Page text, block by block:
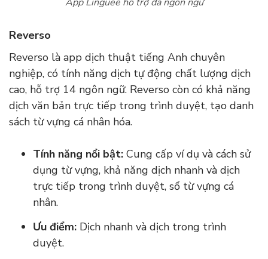
Reverso
Reverso là app dịch thuật tiếng Anh chuyên
nghiệp, có tính năng dịch tự động chất lượng dịch
cao, hỗ trợ 14 ngôn ngữ. Reverso còn có khả năng
dịch văn bản trực tiếp trong trình duyệt, tạo danh
sách từ vựng cá nhân hóa.
Tính năng nổi bật: Cung cấp ví dụ và cách sử
dụng từ vựng, khả năng dịch nhanh và dịch
trực tiếp trong trình duyệt, sổ từ vựng cá
nhân.
Ưu điểm: Dịch nhanh và dịch trong trình
duyệt.